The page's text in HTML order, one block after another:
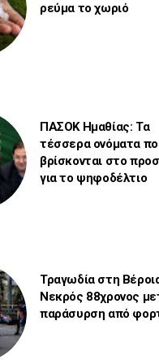
ρεύμα το χωριό
ΠΑΣΟΚ Ημαθίας: Τα
τέσσερα ονόματα
βρίσκονται στο
για το ψηφοδέλτιο
Τραγωδία στη
Νεκρός 88χρονος
παράσυρση από